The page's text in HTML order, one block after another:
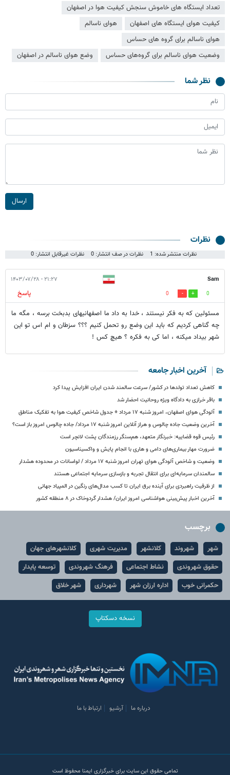
تعداد ایستگاه های خاموش سنجش کیفیت هوا در اصفهان
کیفیت هوای ایستگاه های اصفهان
هوای ناسالم
هوای ناسالم برای گروه های حساس
وضعیت هوای ناسالم برای گروه‌های حساس
وضع هوای ناسالم در اصفهان
نظر شما
ارسال
نظرات
نظرات منتشر شده: 1 نظرات در صف انتشار: 0 نظرات غیرقابل انتشار: 0
Sam ۲۱:۲۷ - ۱۴۰۳/۰۷/۲۸
0
0
پاسخ
مسئولین که به فکر نیستند ، خدا به داد ما اصفهانیهای بدبخت برسه ، مگه ما
چه گناهی کردیم که باید این وضع رو تحمل کنیم ؟؟؟ سزطان و ام اس تو این
شهر بیداد میکنه ، اما کی به فکره ؟ هیچ کس !
آخرین اخبار جامعه
کاهش تعداد تولدها در کشور/ سرعت سالمند شدن ایران افزایش پیدا کرد
باقر خرازی به دادگاه ویژه روحانیت احضار شد
آلودگی هوای اصفهان، امروز شنبه ۱۷ مرداد + جدول شاخص کیفیت هوا به تفکیک مناطق
آخرین وضعیت جاده چالوس و هراز آنلاین امروز شنبه ۱۷ مرداد/ جاده چالوس امروز باز است؟
رئیس قوه قضاییه: خبرنگار متعهد، هم‌سنگر رزمندگان پشت لانچر است
ضرورت مهار بیماری‌های دامی و هاری با انجام پایش و واکسیناسیون
وضعیت و شاخص آلودگی هوای تهران امروز شنبه ۱۷ مرداد / لواسانات در محدوده هشدار
سالمندان سرمایه‌ای برای انتقال تجربه و بازسازی سرمایه اجتماعی هستند
از ظرفیت راهبردی برای آینده برق ایران تا کسب مدال‌های رنگین در المپیاد جهانی
آخرین اخبار پیش‌بینی هواشناسی امروز ایران/ هشدار گردوخاک در ۸ منطقه کشور
برچسب
شهر شهروند کلانشهر مدیریت شهری
کلانشهرهای جهان
حقوق شهروندی
نشاط اجتماعی فرهنگ شهروندی
توسعه پایدار
حکمرانی خوب
اداره ارزان شهر شهرداری شهر خلاق
نسخه دسکتاپ
درباره ما آرشیو ارتباط با ما
تمامی حقوق این سایت برای خبرگزاری ایمنا محفوظ است